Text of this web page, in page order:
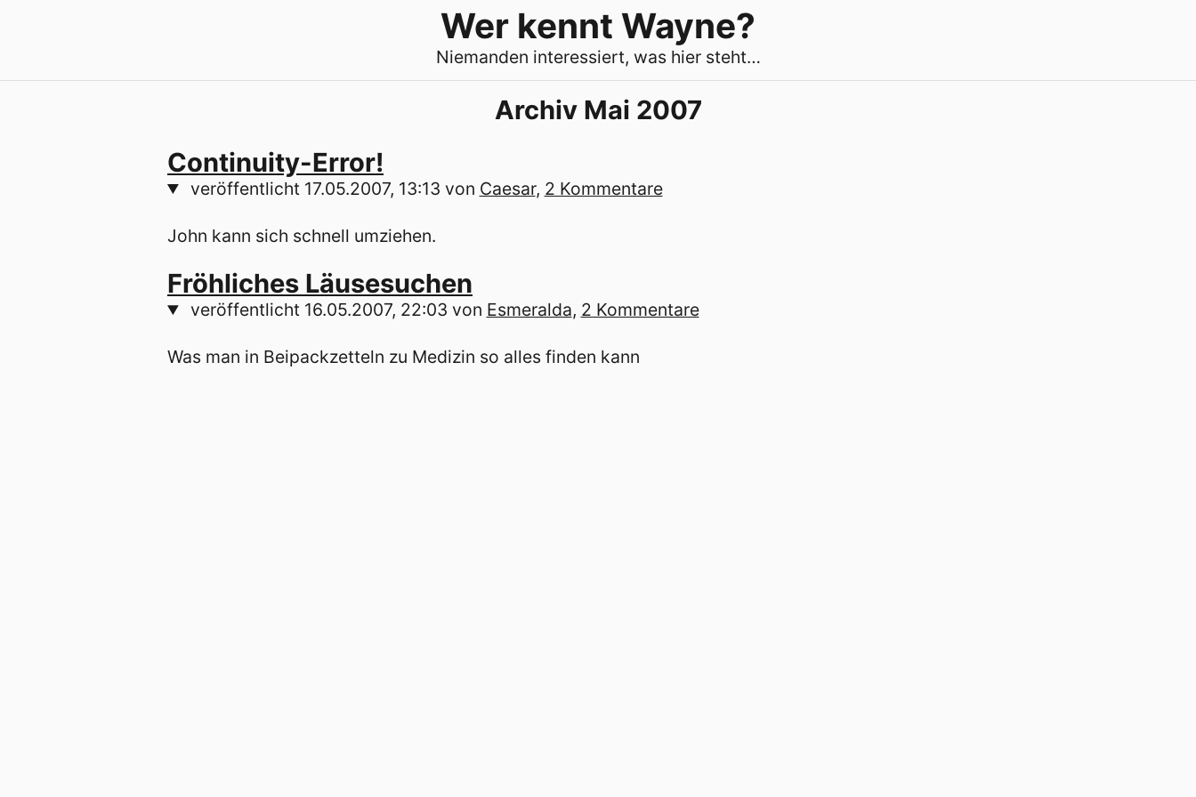
Wer kennt Wayne?
Niemanden interessiert, was hier steht…
Archiv Mai 2007
Continuity-Error!
veröffentlicht 17.05.2007, 13:13 von Caesar, 2 Kommentare
John kann sich schnell umziehen.
Fröhliches Läusesuchen
veröffentlicht 16.05.2007, 22:03 von Esmeralda, 2 Kommentare
Was man in Beipackzetteln zu Medizin so alles finden kann